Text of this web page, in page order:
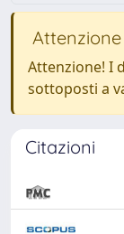
Attenzione
Attenzione! I
sottoposti a
Citazioni